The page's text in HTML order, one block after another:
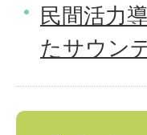
民間活力
たサウン